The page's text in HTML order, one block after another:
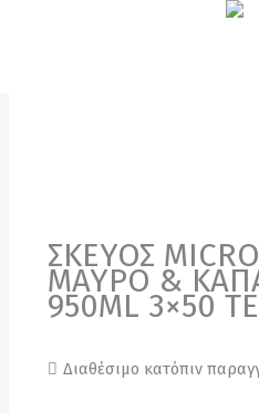
ΣΚΕΥΟΣ
ΜΑΥΡΟ &
950ML 3×50
Διαθέσιμο κατόπιν